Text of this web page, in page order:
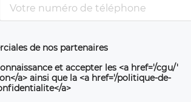
de nos partenaires
et accepter les <a href='/cgu/'
a> ainsi que la <a href='/politique-de-
a>